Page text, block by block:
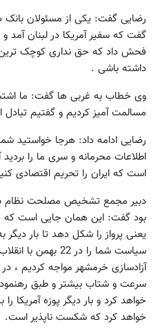
رضایی گفت: یکی از مسئولان بانک
گفت که سفیر آمریکا در لبنان
فحش داد که حق نداری کوچک ترین
داشته باشی .
وی خطاب به غربی ها گفت: ما
مسالمت آمیز کردیم و گفتیم
رضایی ادامه داد: هرجا خواستید
اطلاعات محرمانه و سری ما را
است که ایران را تحریم اقتصادی
دبیر مجمع تشخیص مصلحت نظام
بود گفت: این همان جایی است که
یعنی پرواز را شکل دهد تا بار
سیاست شما را در
آزادسازی خرمشهر مواجه کردیم ،
سرعت و شتاب بیشتر و طبق
خواهد کرد و بار دیگر پوزه آمریکا
خواهد کرد که شکست ناپذیر است.